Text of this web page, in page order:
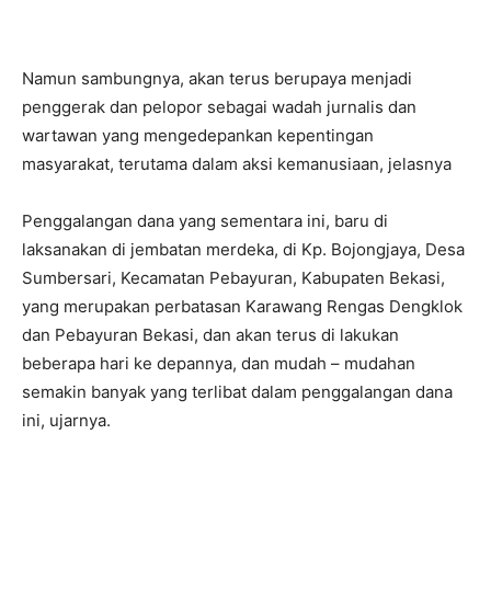
Namun sambungnya, akan terus berupaya menjadi
penggerak dan pelopor sebagai wadah jurnalis dan
wartawan yang mengedepankan kepentingan
masyarakat, terutama dalam aksi kemanusiaan, jelasnya
Penggalangan dana yang sementara ini, baru di
laksanakan di jembatan merdeka, di Kp. Bojongjaya, Desa
Sumbersari, Kecamatan Pebayuran, Kabupaten Bekasi,
yang merupakan perbatasan Karawang Rengas Dengklok
dan Pebayuran Bekasi, dan akan terus di lakukan
beberapa hari ke depannya, dan mudah – mudahan
semakin banyak yang terlibat dalam penggalangan dana
ini, ujarnya.